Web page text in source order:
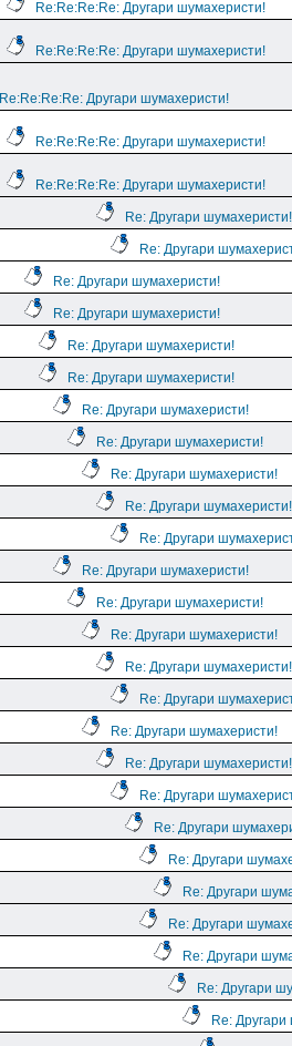
Re:Re:Re:Re: Другари шумахеристи!
Re:Re:Re:Re: Другари шумахеристи!
Re:Re:Re:Re: Другари шумахеристи!
Re:Re:Re:Re: Другари шумахеристи!
Re:Re:Re:Re: Другари шумахеристи!
Re: Другари шумахеристи!
Re: Другари
Re: Другари шумахеристи!
Re: Другари шумахеристи!
Re: Другари шумахеристи!
Re: Другари шумахеристи!
Re: Другари шумахеристи!
Re: Другари шумахеристи!
Re: Другари шумахеристи!
Re: Другари шумахеристи!
Re: Другари
Re: Другари шумахеристи!
Re: Другари шумахеристи!
Re: Другари шумахеристи!
Re: Другари шумахеристи!
Re: Другари
Re: Другари шумахеристи!
Re: Другари шумахеристи!
Re: Другари
Re: Другари
Re: Другари
Re: Другари
Re: Другари
Re: Другари
Re: Другари
Re: